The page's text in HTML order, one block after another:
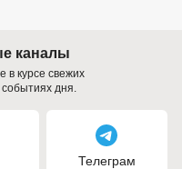
каналы
в курсе свежих
дня.
Телеграм